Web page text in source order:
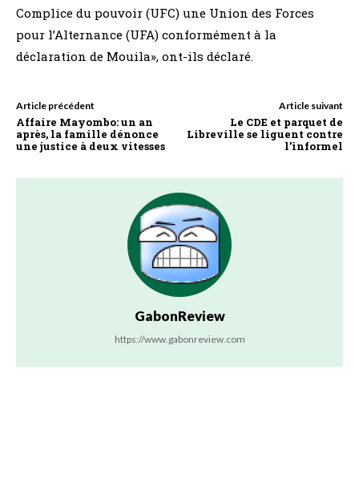
Complice du pouvoir (UFC) une Union des Forces
pour l’Alternance (UFA) conformément à la
déclaration de Mouila», ont-ils déclaré.
Article précédent
Affaire Mayombo: un an
après, la famille dénonce
une justice à deux vitesses
Article suivant
Le CDE et parquet de
Libreville se liguent contre
l’informel
GabonReview
https://www.gabonreview.com